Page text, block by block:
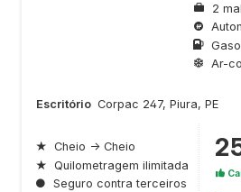
2
Ar-
Escritório Corpac 247, Piura, PE
★ Cheio → Cheio
★ Quilometragem ilimitada
● Seguro contra terceiros